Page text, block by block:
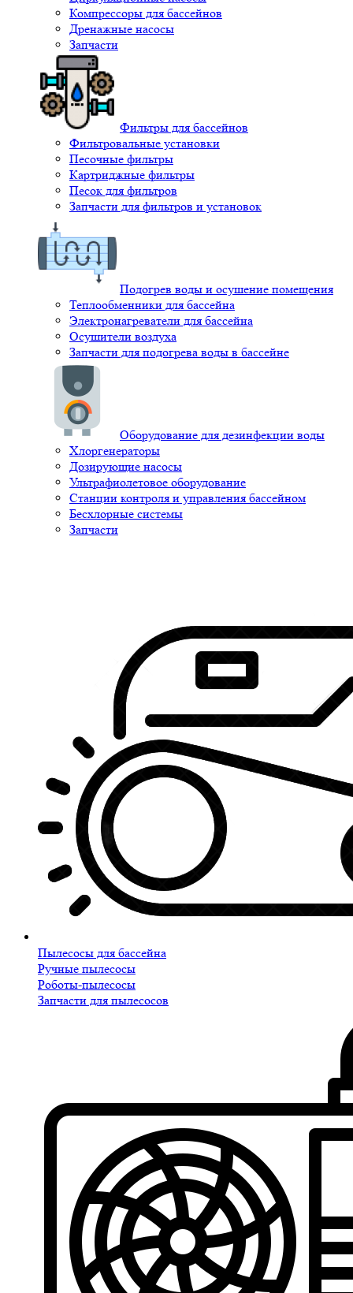
Компрессоры для бассейнов
Дренажные насосы
Запчасти
Фильтры для бассейнов
Фильтровальные установки
Песочные фильтры
Картриджные фильтры
Песок для фильтров
Запчасти для фильтров и установок
Подогрев воды и осушение помещения
Теплообменники для бассейна
Электронагреватели для бассейна
Осушители воздуха
Запчасти для подогрева воды в бассейне
Оборудование для дезинфекции воды
Хлоргенераторы
Дозирующие насосы
Ультрафиолетовое оборудование
Станции контроля и управления бассейном
Бесхлорные системы
Запчасти
Пылесосы для бассейна
Ручные пылесосы
Роботы-пылесосы
Запчасти для пылесосов